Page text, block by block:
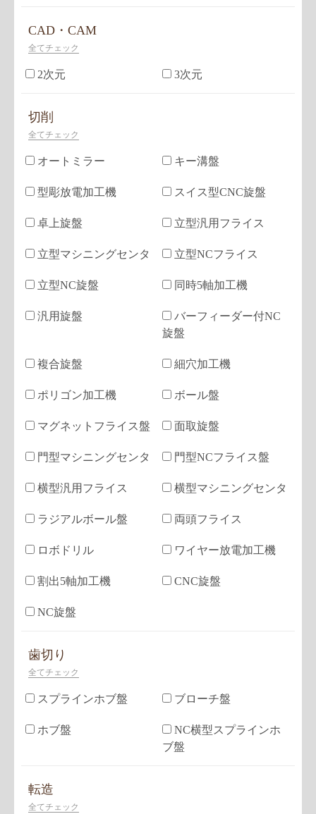
CAD・CAM
全てチェック
2次元 3次元
切削
全てチェック
オートミラー キー溝盤
型彫放電加工機 スイス型CNC旋盤
卓上旋盤 立型汎用フライス
立型マシニングセンタ 立型NCフライス
立型NC旋盤 同時5軸加工機
汎用旋盤
バーフィーダー付NC
旋盤
複合旋盤 細穴加工機
ポリゴン加工機 ボール盤
マグネットフライス盤 面取旋盤
門型マシニングセンタ 門型NCフライス盤
横型汎用フライス 横型マシニングセンタ
ラジアルボール盤 両頭フライス
ロボドリル ワイヤー放電加工機
割出5軸加工機 CNC旋盤
NC旋盤
歯切り
全てチェック
スプラインホブ盤 ブローチ盤
ホブ盤
NC横型スプラインホ
ブ盤
転造
全てチェック